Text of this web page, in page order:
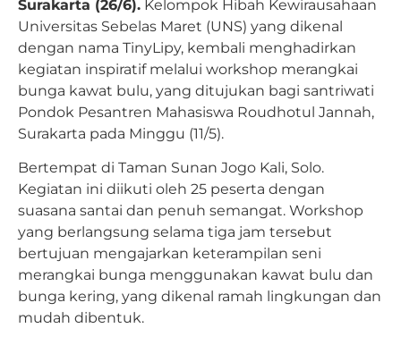
Surakarta (26/6). Kelompok Hibah Kewirausahaan
Universitas Sebelas Maret (UNS) yang dikenal
dengan nama TinyLipy, kembali menghadirkan
kegiatan inspiratif melalui workshop merangkai
bunga kawat bulu, yang ditujukan bagi santriwati
Pondok Pesantren Mahasiswa Roudhotul Jannah,
Surakarta pada Minggu (11/5).
Bertempat di Taman Sunan Jogo Kali, Solo.
Kegiatan ini diikuti oleh 25 peserta dengan
suasana santai dan penuh semangat. Workshop
yang berlangsung selama tiga jam tersebut
bertujuan mengajarkan keterampilan seni
merangkai bunga menggunakan kawat bulu dan
bunga kering, yang dikenal ramah lingkungan dan
mudah dibentuk.